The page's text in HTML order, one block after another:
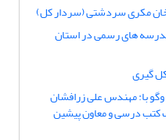
مکری سردشتی (سردار کل)
های رسمی در استان
گیری
با: مهندس علی زرافشان
کتب درسی و معاون پیشین